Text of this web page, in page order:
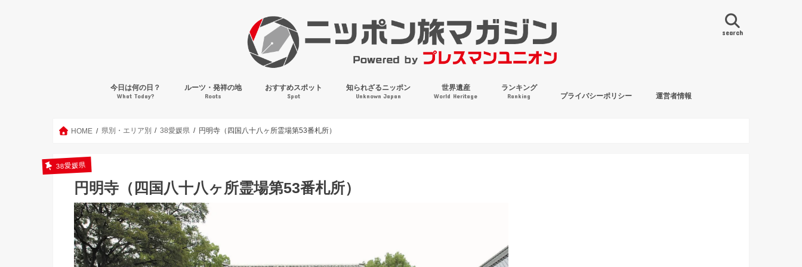
search
今日は何の日？
What Today?
ルーツ・発祥の地
Roots
おすすめスポット
Spot
知られざるニッポン
Unknown Japan
世界遺産
World Heritage
ランキング
Ranking プライバシーポリシー 運営者情報
HOME 県別・エリア別 38愛媛県 円明寺（四国八十八ヶ所霊場第53番札所）
38愛媛県
円明寺（四国八十八ヶ所霊場第53番札所）